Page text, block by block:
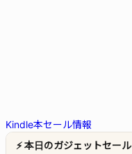
Kindle本セール情報
⚡ 本日のガジェットセール